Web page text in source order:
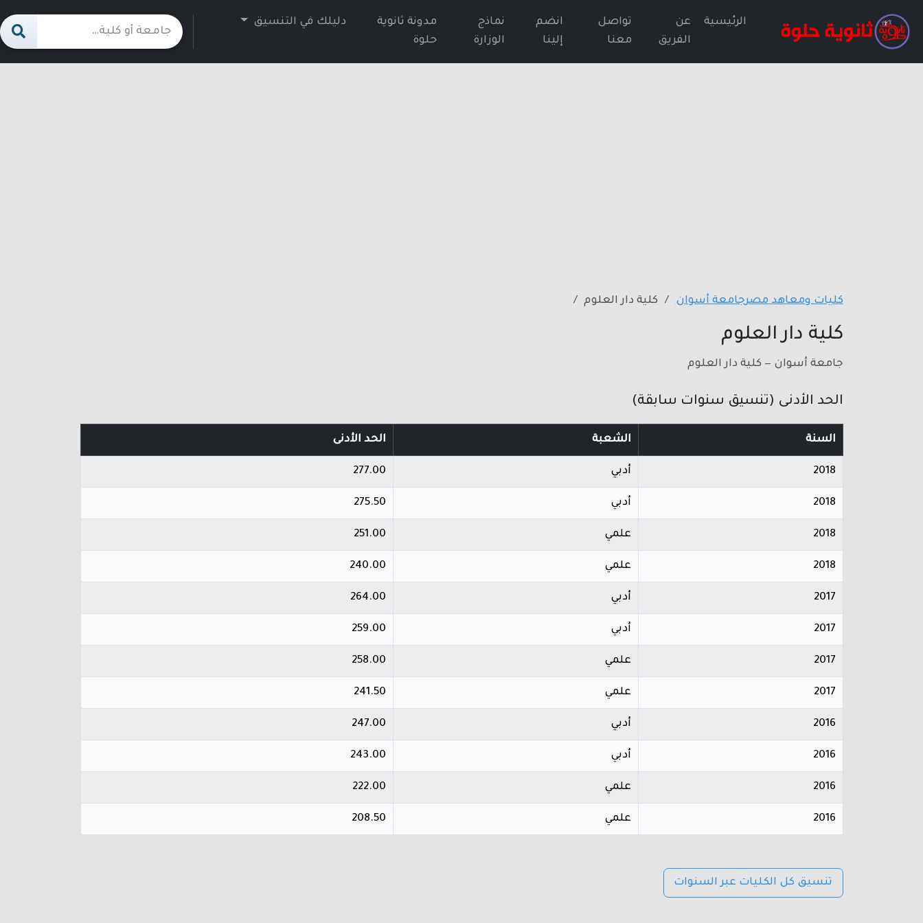
الرئيسية
عن
الفريق
تواصل
معنا
انضم
إلينا
نماذج
الوزارة
مدونة ثانوية
حلوة
دليلك في التنسيق
كليات ومعاهد مصرجامعة أسوان كلية دار العلوم
كلية دار العلوم
جامعة أسوان — كلية دار العلوم
الحد الأدنى (تنسيق سنوات سابقة)
السنة الشعبة الحد الأدنى
2018 أدبي 277.00
2018 أدبي 275.50
2018 علمي 251.00
2018 علمي 240.00
2017 أدبي 264.00
2017 أدبي 259.00
2017 علمي 258.00
2017 علمي 241.50
2016 أدبي 247.00
2016 أدبي 243.00
2016 علمي 222.00
2016 علمي 208.50
تنسيق كل الكليات عبر السنوات